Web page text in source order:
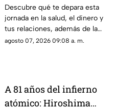
signo para este viernes
Descubre qué te depara esta
jornada en la salud, el dinero y
tus relaciones, además de la
palabra clave para guiar tus
agosto 07, 2026 09:08 a. m.
A 81 años del infierno
atómico: Hiroshima